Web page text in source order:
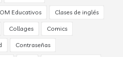
Educativos Clases de inglés
Collages Comics
Contraseñas